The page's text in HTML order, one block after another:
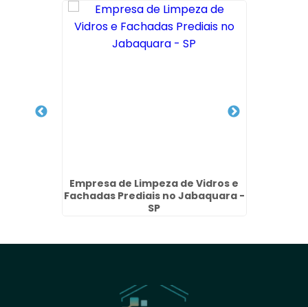
Empresa de Limpeza de Vidros e
Fachadas Prediais no Jabaquara -
SP